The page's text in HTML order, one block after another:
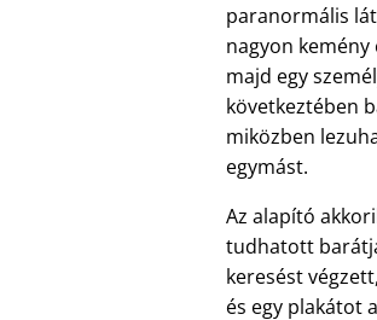
paranormális
nagyon
majd egy
következtében
miközben
egymást.
Az alapító
tudhatott
keresést
és egy plakátot a